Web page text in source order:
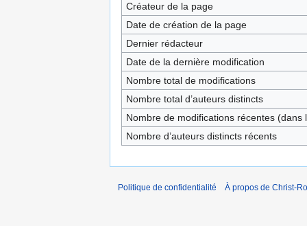
Créateur de la page
Date de création de la page
Dernier rédacteur
Date de la dernière modification
Nombre total de modifications
Nombre total d’auteurs distincts
Nombre de modifications récentes (dans
Nombre d’auteurs distincts récents
Politique de confidentialité À propos de Christ-